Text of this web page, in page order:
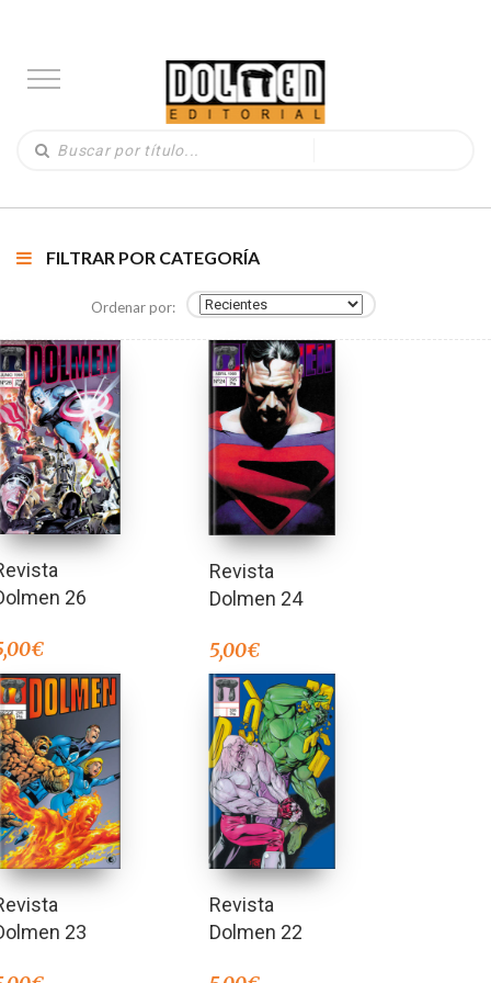
FILTRAR POR CATEGORÍA
Ordenar por:
26
€
Revista
Dolmen 24
5,00€
23
Revista
Dolmen 22